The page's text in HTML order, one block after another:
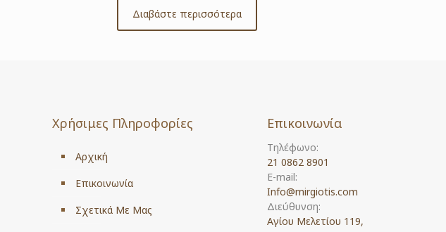
Διαβάστε περισσότερα
Χρήσιμες Πληροφορίες
Αρχική
Επικοινωνία
Σχετικά Με Μας
Επικοινωνία
Τηλέφωνο:
21 0862 8901
E-mail:
Info@mirgiotis.com
Διεύθυνση:
Αγίου Μελετίου 119,